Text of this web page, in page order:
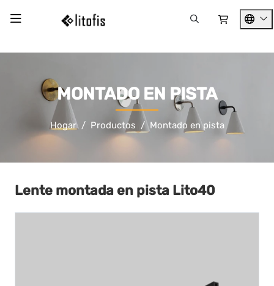
MONTADO EN PISTA
Hogar Productos Montado en pista
Lente montada en pista Lito40